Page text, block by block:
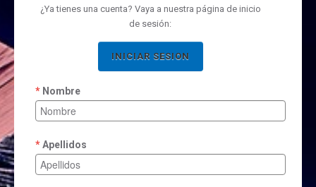
¿Ya tienes una cuenta? Vaya a nuestra página de inicio
de sesión:
INICIAR SESION
Nombre
Apellidos